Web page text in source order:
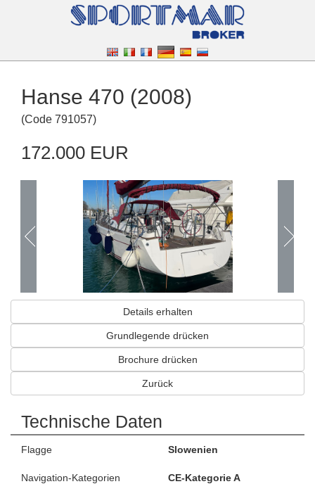
Hanse 470 (2008)
(Code 791057)
172.000 EUR
Details erhalten
Grundlegende drücken
Brochure drücken
Zurück
Technische Daten
Flagge Slowenien
Navigation-Kategorien CE-Kategorie A